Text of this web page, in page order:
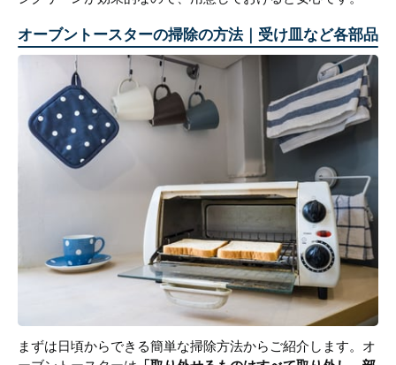
オーブントースターの掃除の方法｜受け皿など各部品
まずは日頃からできる簡単な掃除方法からご紹介します。オ